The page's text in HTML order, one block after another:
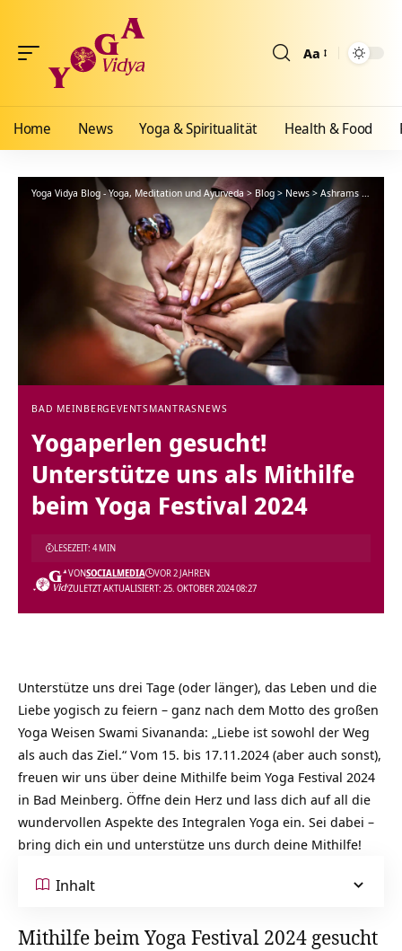
Aa
Home News Yoga & Spiritualität Health & Food
Yoga Vidya Blog - Yoga, Meditation und Ayurveda> Blog > News> Ashrams
BAD MEINBERG EVENTSMANTRASNEWS
Yogaperlen gesucht!
Unterstütze uns als Mithilfe
beim Yoga Festival 2024
ZULETZT AKTUALISIERT: 25. OKTOBER 2024 08:27
VONSOCIALMEDIA VOR 2 JAHREN
LESEZEIT: 4 MIN
Unterstütze uns drei Tage (oder länger), das Leben und die
Liebe yogisch zu feiern – ganz nach dem Motto des großen
Yoga Weisen Swami Sivananda: „Liebe ist sowohl der Weg
als auch das Ziel.“ Vom 15. bis 17.11.2024 (aber auch sonst),
freuen wir uns über deine Mithilfe beim Yoga Festival 2024
in Bad Meinberg. Öffne dein Herz und lass dich auf all die
wundervollen Aspekte des Integralen Yoga ein. Sei dabei –
bring dich ein und unterstütze uns durch deine Mithilfe!
Inhalt
Mithilfe beim Yoga Festival 2024 gesucht